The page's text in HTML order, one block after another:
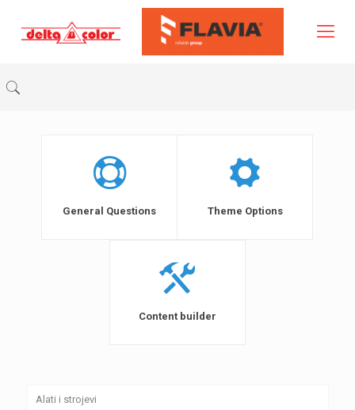
General Questions Theme Options
Content builder
Alati i strojevi